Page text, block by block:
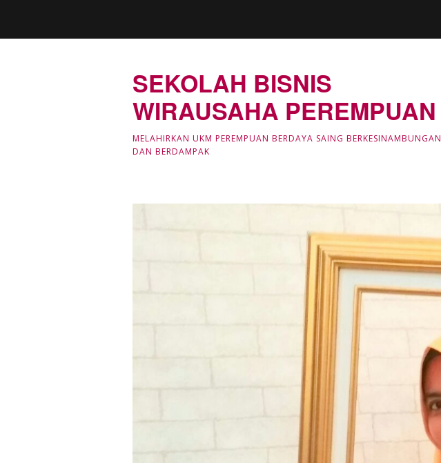
SEKOLAH BISNIS
WIRAUSAHA PEREMPUAN
MELAHIRKAN UKM PEREMPUAN BERDAYA SAING BERKESINAMBUNGAN
DAN BERDAMPAK